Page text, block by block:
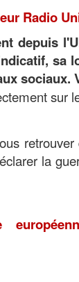
Radio
depuis
sa
sur
la